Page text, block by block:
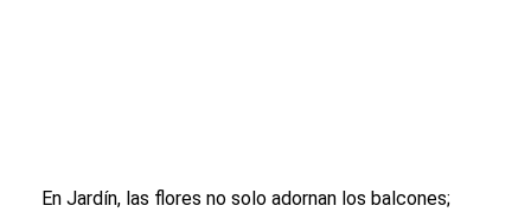
En Jardín, las flores no solo adornan los balcones;